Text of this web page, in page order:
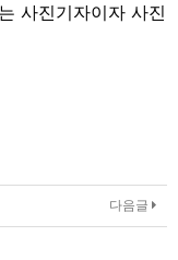
사진기자이자 사진
다음글